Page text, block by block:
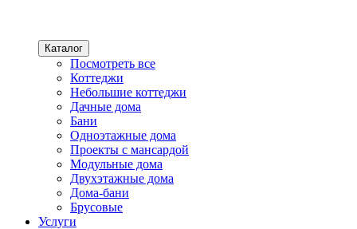
Каталог
Посмотреть все
Коттеджи
Небольшие коттеджи
Дачные дома
Бани
Одноэтажные дома
Проекты с мансардой
Модульные дома
Двухэтажные дома
Дома-бани
Брусовые
Услуги